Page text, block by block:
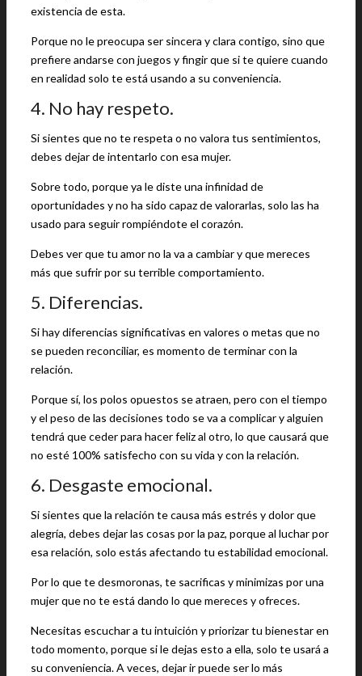
existencia de esta.
Porque no le preocupa ser sincera y clara contigo, sino que
prefiere andarse con juegos y fingir que si te quiere cuando
en realidad solo te está usando a su conveniencia.
4. No hay respeto.
Si sientes que no te respeta o no valora tus sentimientos,
debes dejar de intentarlo con esa mujer.
Sobre todo, porque ya le diste una infinidad de
oportunidades y no ha sido capaz de valorarlas, solo las ha
usado para seguir rompiéndote el corazón.
Debes ver que tu amor no la va a cambiar y que mereces
más que sufrir por su terrible comportamiento.
5. Diferencias.
Si hay diferencias significativas en valores o metas que no
se pueden reconciliar, es momento de terminar con la
relación.
Porque sí, los polos opuestos se atraen, pero con el tiempo
y el peso de las decisiones todo se va a complicar y alguien
tendrá que ceder para hacer feliz al otro, lo que causará que
no esté 100% satisfecho con su vida y con la relación.
6. Desgaste emocional.
Si sientes que la relación te causa más estrés y dolor que
alegría, debes dejar las cosas por la paz, porque al luchar por
esa relación, solo estás afectando tu estabilidad emocional.
Por lo que te desmoronas, te sacrificas y minimizas por una
mujer que no te está dando lo que mereces y ofreces.
Necesitas escuchar a tu intuición y priorizar tu bienestar en
todo momento, porque si le dejas esto a ella, solo te usará a
su conveniencia. A veces, dejar ir puede ser lo más